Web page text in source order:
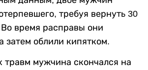
требуя вернуть 30
время расправы они
затем облили кипятком.
травм мужчина скончался на